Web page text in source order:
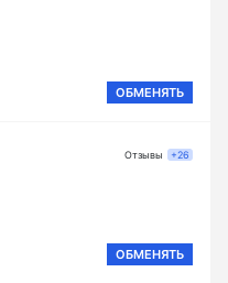
ОБМЕНЯТЬ
ОБМЕНЯТЬ
Отзывы +26